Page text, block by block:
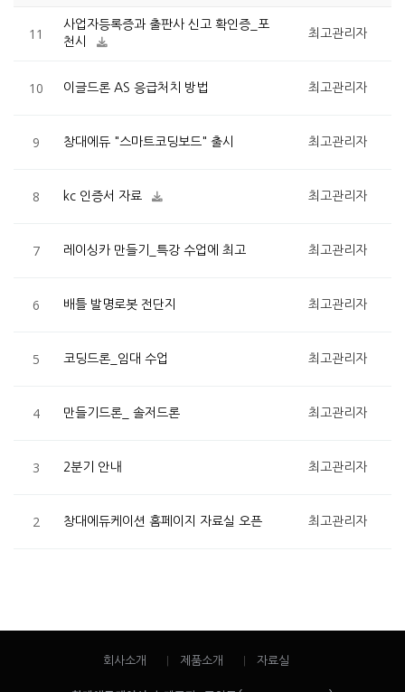
11
사업자등록증과 출판사 신고 확인증_포
천시
최고관리자
10 이글드론 AS 응급처치 방법 최고관리자
9 창대에듀 "스마트코딩보드" 출시 최고관리자
8 kc 인증서 자료 최고관리자
7 레이싱카 만들기_특강 수업에 최고 최고관리자
6 배틀 발명로봇 전단지 최고관리자
5 코딩드론_임대 수업 최고관리자
4 만들기드론_ 솔저드론 최고관리자
3 2분기 안내 최고관리자
2 창대에듀케이션 홈페이지 자료실 오픈 최고관리자
회사소개 제품소개 자료실